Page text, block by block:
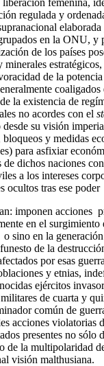
regulada y
elaborada
en la ONU, y
de los países
minerales
de la
coaligados
la existencia de
no acordes con el
su visión
y medidas
para asfixiar
de dichos naciones
a los intereses
ocultos tras ese
imponen acciones
en el surgimiento
sino en la
de la
por esas
y etnias,
ejércitos
de cuarta y
común de
acciones violatorias
presentes no sólo
de la multipolaridad
visión malthusiana.